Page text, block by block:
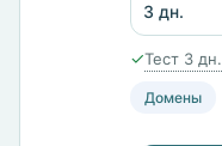
3 дн.
✓Тест 3 дн.
Домены